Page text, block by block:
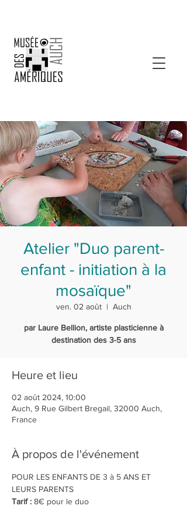
Atelier "Duo parent-
enfant - initiation à la
mosaïque"
ven. 02 août
  |
Auch
par Laure Bellion, artiste plasticienne à
destination des 3-5 ans
Heure et lieu
02 août 2024, 10:00
Auch, 9 Rue Gilbert Bregail, 32000 Auch,
France
À propos de l'événement
POUR LES ENFANTS DE 3 à 5 ANS ET
LEURS PARENTS
Tarif : 8€ pour le duo